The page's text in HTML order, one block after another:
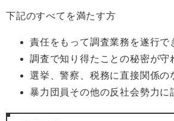
下記のすべてを満たす方
責任をもって調査業務を遂行で
調査で知り得たことの秘密が守
選挙、警察、税務に直接関係の
暴力団員その他の反社会勢力に